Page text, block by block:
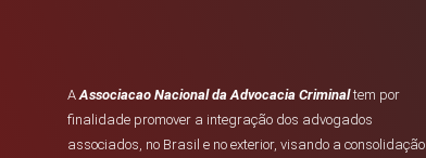
AAssociacao Nacional da Advocacia Criminaltem por
finalidade promover a integração dos advogados
associados, no Brasil e no exterior, visando a consolidação